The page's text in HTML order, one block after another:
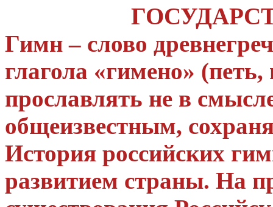
Гимн – слово
глагола «гимено»
прославлять не в
общеизвестным,
История российских
развитием страны. На